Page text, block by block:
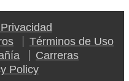
Términos de Uso
Carreras
Policy